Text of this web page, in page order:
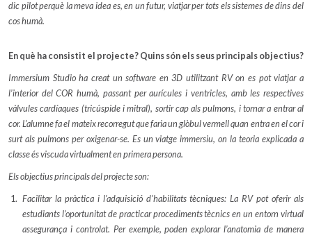
dic pilot perquè la meva idea es, en un futur, viatjar per tots els sistemes de dins del
cos humà.
En què ha consistit el projecte? Quins són els seus principals objectius?
Immersium Studio ha creat un software en 3D utilitzant RV on es pot viatjar a
l’interior del COR humà, passant per aurícules i ventricles, amb les respectives
vàlvules cardíaques (tricúspide i mitral), sortir cap als pulmons, i tornar a entrar al
cor. L’alumne fa el mateix recorregut que faria un glòbul vermell quan entra en el cor i
surt als pulmons per oxigenar-se. Es un viatge immersiu, on la teoria explicada a
classe és viscuda virtualment en primera persona.
Els objectius principals del projecte son:
Facilitar la pràctica i l’adquisició d’habilitats tècniques: La RV pot oferir als
estudiants l’oportunitat de practicar procediments tècnics en un entorn virtual
assegurança i controlat. Per exemple, poden explorar l’anatomia de manera